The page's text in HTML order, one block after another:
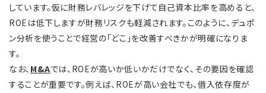
しています。仮に財務レバレッジを下げて自己資本比率を高めると、
ROEは低下しますが財務リスクも軽減されます。このように、デュポ
ン分析を使うことで経営の「どこ」を改善すべきかが明確になりま
す。
なお、 M&Aでは、ROEが高いか低いかだけでなく、その要因を確認
することが重要です。例えば、ROEが高い会社でも、借入依存度が